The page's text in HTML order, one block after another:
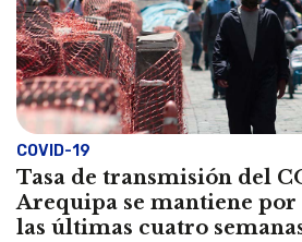
COVID-19
Tasa de transmisión del
Arequipa se mantiene por
las últimas cuatro